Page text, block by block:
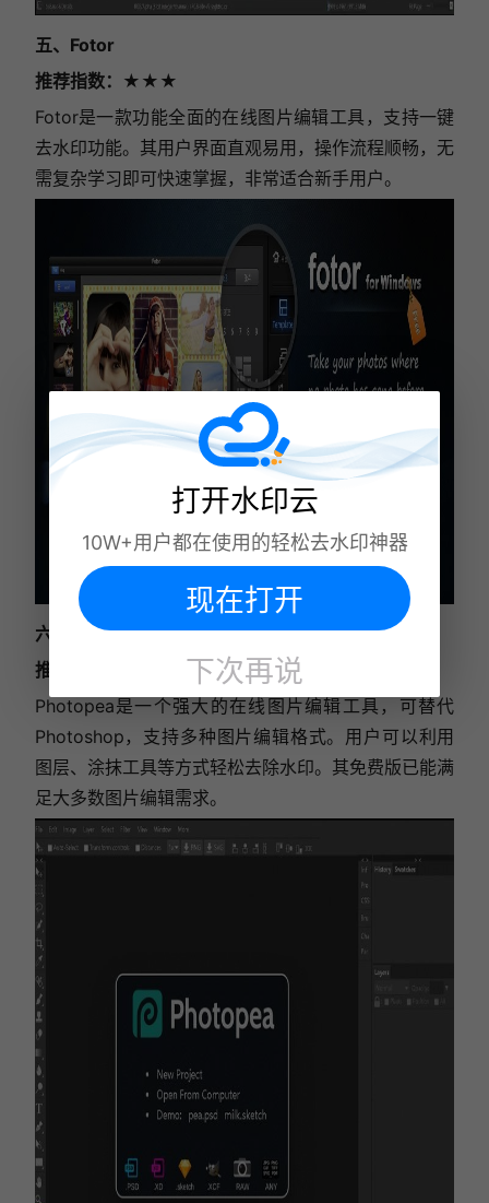
五、Fotor
推荐指数：★★★
Fotor是一款功能全面的在线图片编辑工具，支持一键
去水印功能。其用户界面直观易用，操作流程顺畅，无
需复杂学习即可快速掌握，非常适合新手用户。
六、Photopea
推荐指数
Photopea是一个强大的在线图片编辑工具，可替代
Photoshop，支持多种图片编辑格式。用户可以利用
图层、涂抹工具等方式轻松去除水印。其免费版已能满
足大多数图片编辑需求。
打开水印云
10W+用户都在使用的轻松去水印神器
现在打开
下次再说